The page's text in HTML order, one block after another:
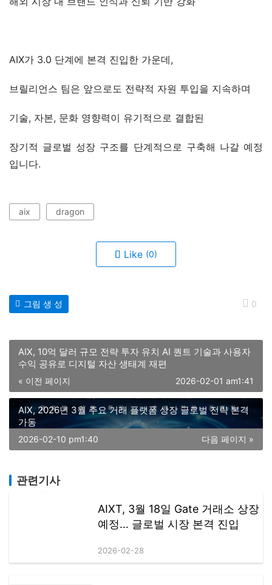
AIX가 3.0 단계에 본격 진입한 가운데,
브릴리언스 팀은 앞으로도 전략적 자원 투입을 지속하며
기술, 자본, 문화 영향력이 유기적으로 결합된
장기적 글로벌 성장 구조를 단계적으로 구축해 나갈 예정
입니다.
aix dragon
Like (0)
0
그림 생 성
AIX, 10억 달러 규모 전략 투자 유치 AI 퀀트 기술과 사용자
수익 공유로 디지털 자산 생태계 재편
« 이전 페이지 2026-02-01 am1:41
AIX, 2026년 3월 주요 거래 플랫폼 상장 글로벌 전략 본격
가동
다음 페이지 »
2026-02-10 pm1:40
관련기사
AIXT, 3월 18일 Gate 거래소 상장
예정… 글로벌 시장 본격 진입
2026-02-28